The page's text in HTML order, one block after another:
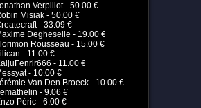
Verpillot - 50.00 €
Misiak - 50.00 €
- 33.09 €
Degheselle - 19.00 €
Rousseau - 15.00 €
- 11.00 €
- 11.00 €
- 10.00 €
Van Den Broeck - 10.00 €
- 9.06 €
Péric - 6.00 €